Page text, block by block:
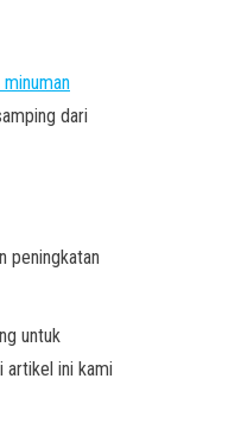
minuman
dari
peningkatan
untuk
artikel ini kami